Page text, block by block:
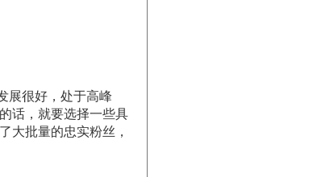
展很好，处于高峰
话，就要选择一些具
大批量的忠实粉丝，